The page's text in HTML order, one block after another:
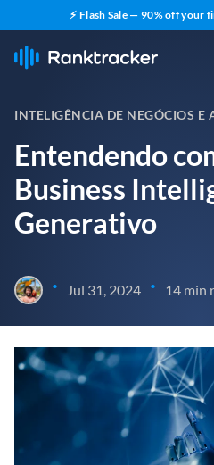
⚡ Flash Sale — 90% off your
INTELIGÊNCIA DE NEGÓCIOS E
Entendendo
Business
Generativo
• Jul 31, 2024 • 14 min